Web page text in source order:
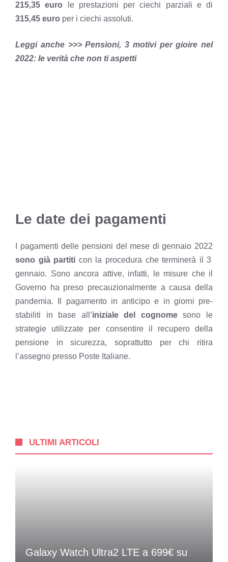
215,35 euro le prestazioni per ciechi parziali e di
315,45 euro per i ciechi assoluti.
Leggi anche >>> Pensioni, 3 motivi per gioire nel
2022: le verità che non ti aspetti
Le date dei pagamenti
pagamenti delle pensioni del mese di gennaio 2022
sono già partiti con la procedura che terminerà il 3
gennaio. Sono ancora attive, infatti, le misure che il
Governo ha preso precauzionalmente a causa della
pandemia. Il pagamento in anticipo e in giorni pre-
stabiliti in base all’iniziale del cognomesono le
strategie utilizzate per consentire il recupero della
pensione in sicurezza, soprattutto per chi ritira
l’assegno presso Poste Italiane.
ULTIMI ARTICOLI
Galaxy Watch Ultra2 LTE a 699€ su